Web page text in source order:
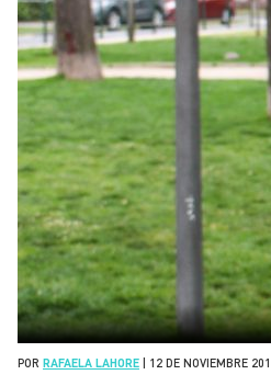
POR RAFAELA LAHORE 12 DE NOVIEMBRE